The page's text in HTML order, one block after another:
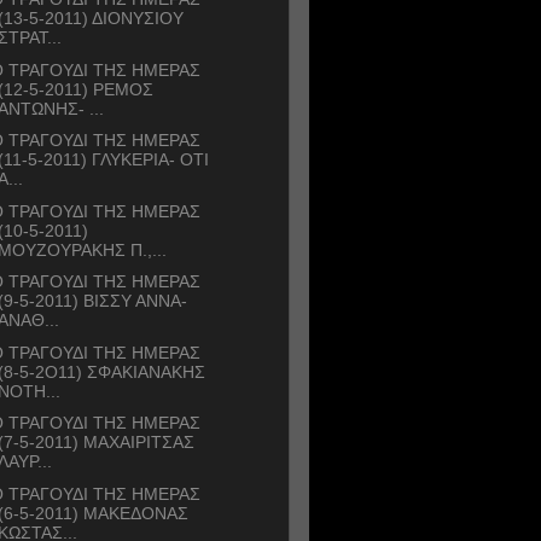
(13-5-2011) ΔΙΟΝΥΣΙΟΥ
ΣΤΡΑΤ...
ΤΡΑΓΟΥΔΙ ΤΗΣ ΗΜΕΡΑΣ
(12-5-2011) ΡΕΜΟΣ
...
ΤΡΑΓΟΥΔΙ ΤΗΣ ΗΜΕΡΑΣ
(11-5-2011) ΓΛΥΚΕΡΙΑ- ΟΤΙ
ΤΡΑΓΟΥΔΙ ΤΗΣ ΗΜΕΡΑΣ
(10-5-2011)
ΜΟΥΖΟΥΡΑΚΗΣ Π.,...
ΤΡΑΓΟΥΔΙ ΤΗΣ ΗΜΕΡΑΣ
(9-5-2011) ΒΙΣΣΥ ΑΝΝΑ-
ΤΡΑΓΟΥΔΙ ΤΗΣ ΗΜΕΡΑΣ
(8-5-2Ο11) ΣΦΑΚΙΑΝΑΚΗΣ
ΝΟΤΗ...
ΤΡΑΓΟΥΔΙ ΤΗΣ ΗΜΕΡΑΣ
(7-5-2011) ΜΑΧΑΙΡΙΤΣΑΣ
ΤΡΑΓΟΥΔΙ ΤΗΣ ΗΜΕΡΑΣ
(6-5-2011) ΜΑΚΕΔΟΝΑΣ
ΚΩΣΤΑΣ...